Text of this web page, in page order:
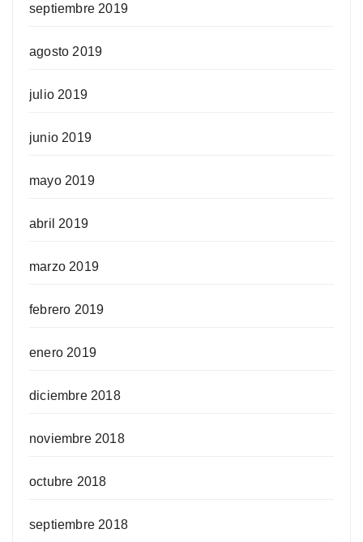
septiembre 2019
agosto 2019
julio 2019
junio 2019
mayo 2019
abril 2019
marzo 2019
febrero 2019
enero 2019
diciembre 2018
noviembre 2018
octubre 2018
septiembre 2018